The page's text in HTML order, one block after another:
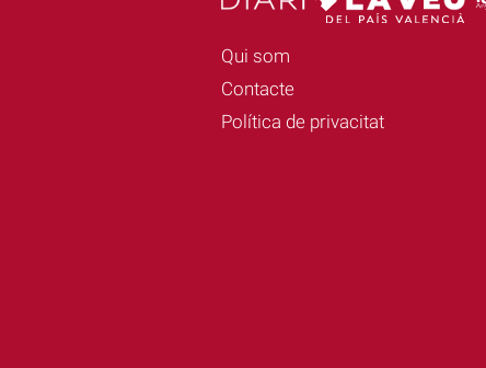
Qui som
Contacte
Política de privacitat